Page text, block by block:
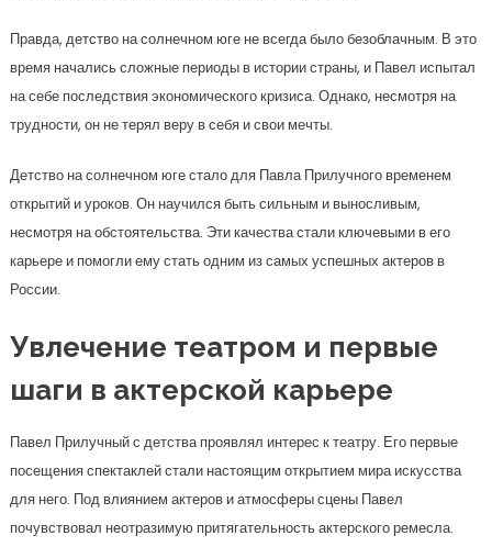
Правда, детство на солнечном юге не всегда было безоблачным. В это
время начались сложные периоды в истории страны, и Павел испытал
на себе последствия экономического кризиса. Однако, несмотря на
трудности, он не терял веру в себя и свои мечты.
Детство на солнечном юге стало для Павла Прилучного временем
открытий и уроков. Он научился быть сильным и выносливым,
несмотря на обстоятельства. Эти качества стали ключевыми в его
карьере и помогли ему стать одним из самых успешных актеров в
России.
Увлечение театром и первые
шаги в актерской карьере
Павел Прилучный с детства проявлял интерес к театру. Его первые
посещения спектаклей стали настоящим открытием мира искусства
для него. Под влиянием актеров и атмосферы сцены Павел
почувствовал неотразимую притягательность актерского ремесла.